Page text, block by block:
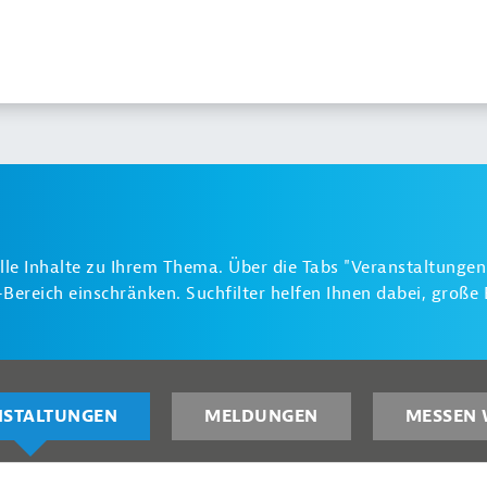
Inhalte zu Ihrem Thema. Über die Tabs
einschränken. Suchfilter helfen Ihnen dabei, große
MELDUNGEN MESSEN